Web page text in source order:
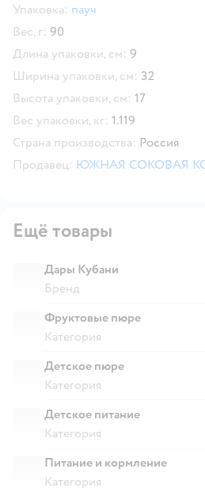
Упаковка: пауч
Вес, г: 90
Длина упаковки, см: 9
Ширина упаковки, см: 32
Высота упаковки, см: 17
Вес упаковки, кг: 1.119
Страна производства: Россия
Продавец: ЮЖНАЯ СОКОВАЯ
Ещё товары
Дары Кубани
Бренд
Фруктовые пюре
Категория
Детское пюре
Категория
Детское питание
Категория
Питание и кормление
Категория